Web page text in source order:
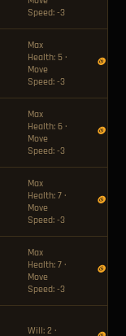
Speed: -3
Max
Health: 5 ·
Move
Speed: -3
🪙 36
Max
Health: 6 ·
Move
Speed: -3
🪙 60
Max
Health: 7 ·
Move
Speed: -3
🪙 120
Max
Health: 7 ·
Move
Speed: -3
🪙 180
Will: 2 ·